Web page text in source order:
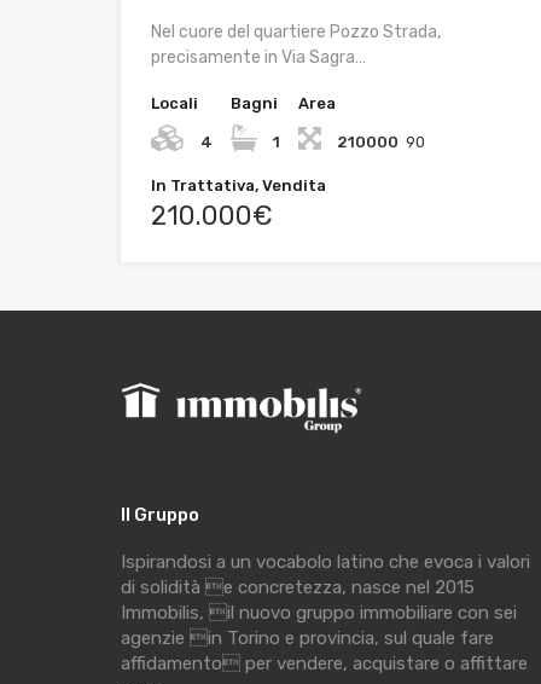
Nel cuore del quartiere Pozzo Strada,
precisamente in Via Sagra…
Locali
4
Bagni
1
Area
210000 90
In Trattativa, Vendita
210.000€
Il Gruppo
Ispirandosi a un vocabolo latino che evoca i valori
di solidità e concretezza, nasce nel 2015
Immobilis, il nuovo gruppo immobiliare con sei
agenzie in Torino e provincia, sul quale fare
affidamento per vendere, acquistare o affittare